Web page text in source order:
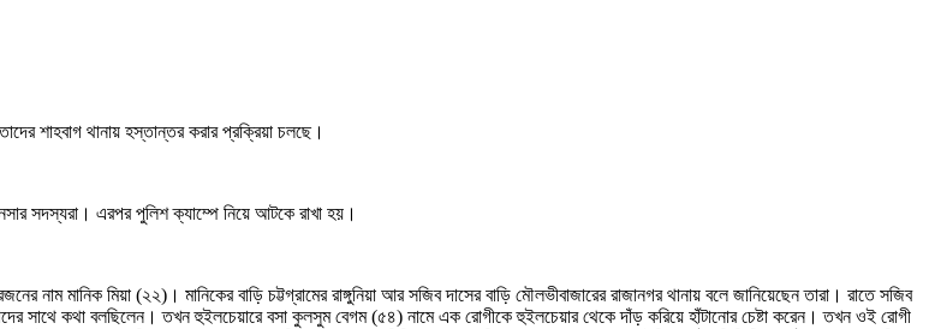
শাহবাগ থানায় হস্তান্তর করার প্রক্রিয়া চলছে।
সদস্যরা। এরপর পুলিশ ক্যাম্পে নিয়ে আটকে রাখা হয়।
নাম মানিক মিয়া (২২)। মানিকের বাড়ি চট্টগ্রামের রাঙ্গুনিয়া আর সজিব দাসের বাড়ি মৌলভীবাজারের রাজানগর থানায় বলে জানিয়েছেন তারা। রাতে সজিব
সাথে কথা বলছিলেন। তখন হুইলচেয়ারে বসা কুলসুম বেগম (৫৪) নামে এক রোগীকে হুইলচেয়ার থেকে দাঁড় করিয়ে হাঁটানোর চেষ্টা করেন। তখন ওই রোগী